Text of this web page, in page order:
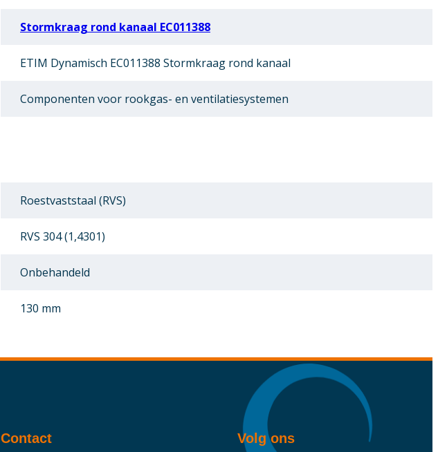
Stormkraag rond kanaal EC011388
ETIM Dynamisch EC011388 Stormkraag rond kanaal
Componenten voor rookgas- en ventilatiesystemen
Roestvaststaal (RVS)
RVS 304 (1,4301)
Onbehandeld
130 mm
Contact Volg ons